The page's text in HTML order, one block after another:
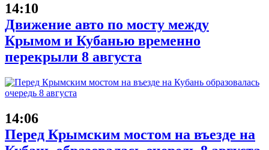
14:10
Движение авто по мосту между
Крымом и Кубанью временно
перекрыли 8 августа
14:06
Перед Крымским мостом на въезде на